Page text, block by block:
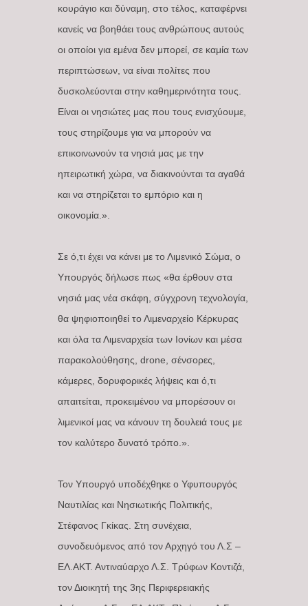
κουράγιο και δύναμη, στο τέλος, καταφέρνει
κανείς να βοηθάει τους ανθρώπους αυτούς
οι οποίοι για εμένα δεν μπορεί, σε καμία των
περιπτώσεων, να είναι πολίτες που
δυσκολεύονται στην καθημερινότητα τους.
Είναι οι νησιώτες μας που τους ενισχύουμε,
τους στηρίζουμε για να μπορούν να
επικοινωνούν τα νησιά μας με την
ηπειρωτική χώρα, να διακινούνται τα αγαθά
και να στηρίζεται το εμπόριο και η
οικονομία.».
Σε ό,τι έχει να κάνει με το Λιμενικό Σώμα, ο
Υπουργός δήλωσε πως «θα έρθουν στα
νησιά μας νέα σκάφη, σύγχρονη τεχνολογία,
θα ψηφιοποιηθεί το Λιμεναρχείο Κέρκυρας
και όλα τα Λιμεναρχεία των Ιονίων και μέσα
παρακολούθησης, drone, σένσορες,
κάμερες, δορυφορικές λήψεις και ό,τι
απαιτείται, προκειμένου να μπορέσουν οι
λιμενικοί μας να κάνουν τη δουλειά τους με
τον καλύτερο δυνατό τρόπο.».
Τον Υπουργό υποδέχθηκε ο Υφυπουργός
Ναυτιλίας και Νησιωτικής Πολιτικής,
Στέφανος Γκίκας. Στη συνέχεια,
συνοδευόμενος από τον Αρχηγό του Λ.Σ –
ΕΛ.ΑΚΤ. Αντιναύαρχο Λ.Σ. Τρύφων Κοντιζά,
τον Διοικητή της 3ης Περιφερειακής